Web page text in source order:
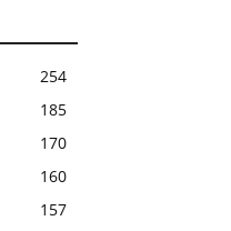
254
185
170
160
157